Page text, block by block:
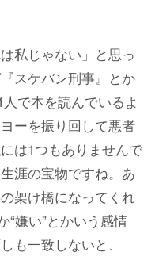
私じゃない」と思っ
スケバン刑事』とか
で本を読んでいるよ
ーを振り回して悪者
は1つもありませんで
涯の宝物ですね。あ
架け橋になってくれ
“嫌い”とかいう感情
も一致しないと、